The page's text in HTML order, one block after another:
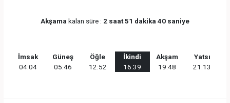
Akşama kalan süre : 2 saat 51 dakika 40 saniye
İmsak
04:04
Güneş
05:46
Öğle
12:52
İkindi
16:39
Akşam
19:48
Yatsı
21:13